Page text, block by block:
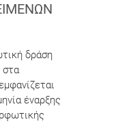
δράση
στα
έναρξης